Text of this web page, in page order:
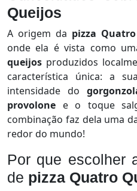
Queijos
A origem da pizza
onde ela é vista como
queijos produzidos
característica única: a
intensidade do
provolone e o toque
combinação faz dela uma
redor do mundo!
Por que escolher
de pizza Quatro